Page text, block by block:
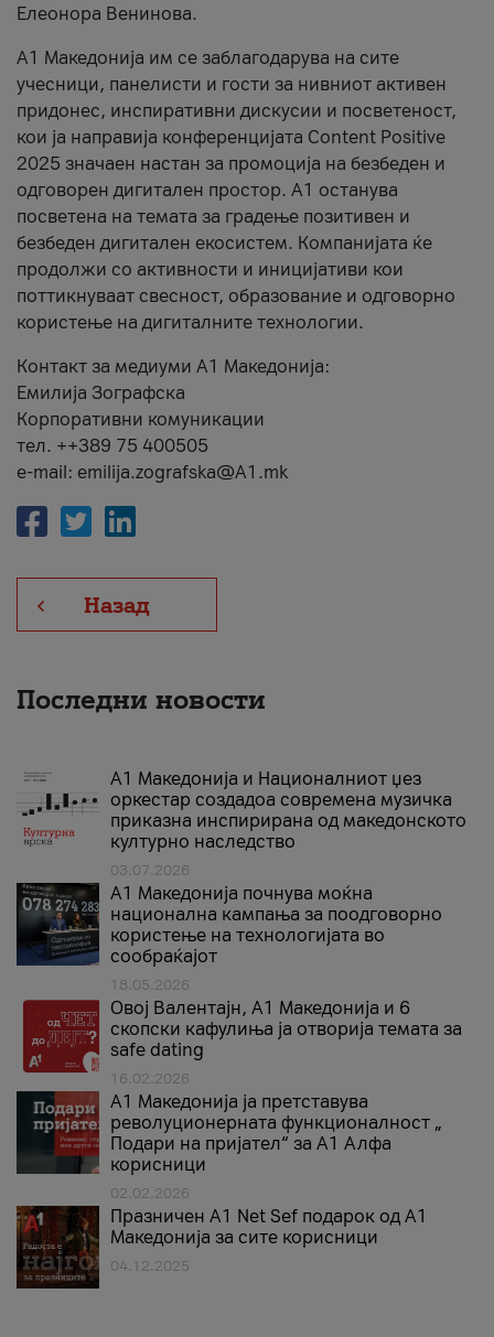
Елеонора Венинова.
А1 Македонија им се заблагодарува на сите
учесници, панелисти и гости за нивниот активен
придонес, инспиративни дискусии и посветеност,
кои ја направија конференцијата Content Positive
2025 значаен настан за промоција на безбеден и
одговорен дигитален простор. А1 останува
посветена на темата за градење позитивен и
безбеден дигитален екосистем. Компанијата ќе
продолжи со активности и иницијативи кои
поттикнуваат свесност, образование и одговорно
користење на дигиталните технологии.
Контакт за медиуми А1 Македонија:
Емилија Зографска
Корпоративни комуникации
тел. ++389 75 400505
e-mail: emilija.zografska@A1.mk
Назад
Последни новости
А1 Македонија и Националниот џез
оркестар создадоа современа музичка
приказна инспирирана од македонското
културно наследство
03.07.2026
A1 Македонија почнува моќна
национална кампања за поодговорно
користење на технологијата во
сообраќајот
18.05.2026
Овој Валентајн, A1 Македонија и 6
скопски кафулиња ја отворија темата за
safe dating
16.02.2026
А1 Македонија ја претставува
револуционерната функционалност „
Подари на пријател“ за А1 Алфа
корисници
02.02.2026
Празничен A1 Net Sеf подарок од А1
Македонија за сите корисници
04.12.2025